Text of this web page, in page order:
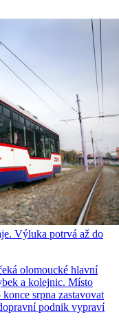
Výluka potrvá až do
olomoucké hlavní
a kolejnic. Místo
srpna zastavovat
podnik vypraví